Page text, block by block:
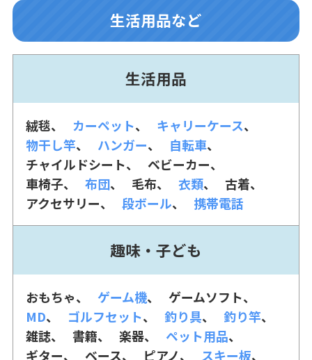
生活用品など
生活用品
絨毯 カーペット
キャリーケース
物干し竿
ハンガー
自転車
チャイルドシート
ベビーカー
車椅子
布団 毛布 衣類
古着
アクセサリー
段ボール 携帯電話
趣味・子ども
おもちゃ ゲーム機
ゲームソフト
MD
ゴルフセット 釣り具
釣り竿
雑誌
書籍 楽器
ペット用品
ギター
ベース ピアノ スキー板